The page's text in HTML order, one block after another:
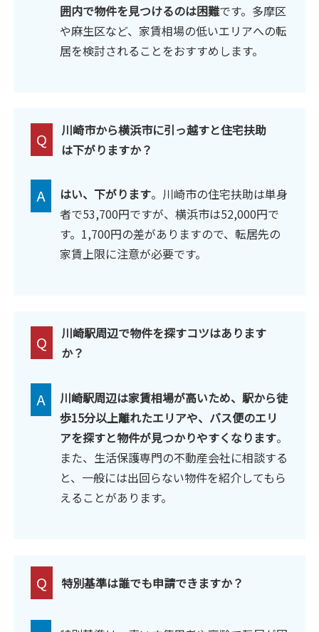
囲内で物件を見つけるのは困難です。多摩区
や麻生区など、家賃相場の低いエリアへの転
居を検討されることをおすすめします。
Q
川崎市から横浜市に引っ越すと住宅扶助
は下がりますか？
A はい、下がります。川崎市の住宅扶助は単身
者で53,700円ですが、横浜市は52,000円で
す。1,700円の差がありますので、転居先の
家賃上限に注意が必要です。
Q
川崎駅周辺で物件を探すコツはあります
か？
A
川崎駅周辺は家賃相場が高いため、駅から徒
歩15分以上離れたエリアや、バス便のエリ
アを探すと物件が見つかりやすくなります。
また、生活保護専門の不動産会社に相談する
と、一般には出回らない物件を紹介してもら
えることがあります。
Q 特別基準は誰でも申請できますか？